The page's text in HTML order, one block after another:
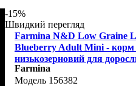
-15%
Швидкий перегляд
Farmina N&D Low Graine
Blueberry Adult Mini - корм
низькозерновий для
дрібних порід з ягням та
Farmina
156382